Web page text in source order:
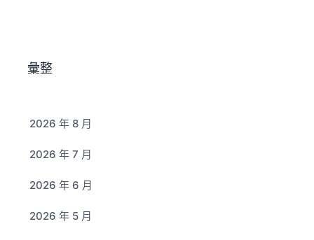
彙整
2026 年 8 月
2026 年 7 月
2026 年 6 月
2026 年 5 月